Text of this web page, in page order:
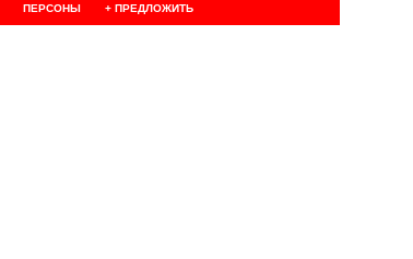
ПЕРСОНЫ + ПРЕДЛОЖИТЬ